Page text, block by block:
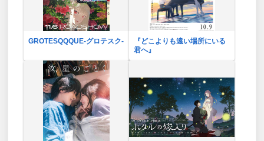
GROTESQQQUE-グロテスク-
『どこよりも遠い場所にいる
君へ』